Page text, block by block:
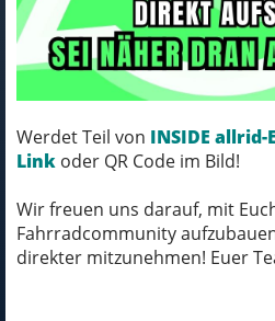
Werdet Teil von INSIDE allrid-E
Link oder QR Code im Bild!
Wir freuen uns darauf, mit
Fahrradcommunity
direkter mitzunehmen! Euer
679,99 EUR